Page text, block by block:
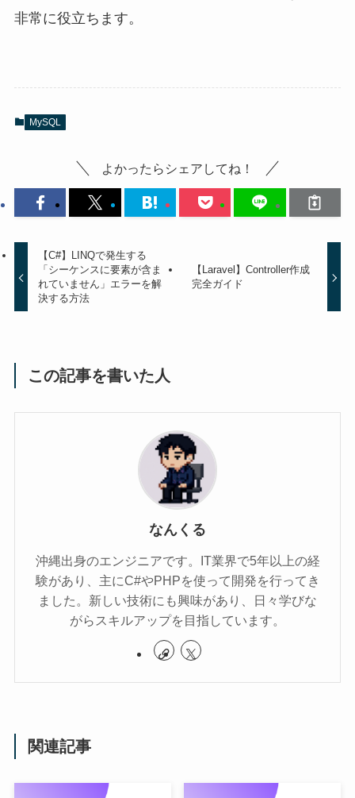
非常に役立ちます。
MySQL
よかったらシェアしてね！
【C#】LINQで発生する
「シーケンスに要素が含ま
れていません」エラーを解
決する方法
【Laravel】Controller作成
完全ガイド
この記事を書いた人
なんくる
沖縄出身のエンジニアです。IT業界で5年以上の経
験があり、主にC#やPHPを使って開発を行ってき
ました。新しい技術にも興味があり、日々学びな
がらスキルアップを目指しています。
関連記事